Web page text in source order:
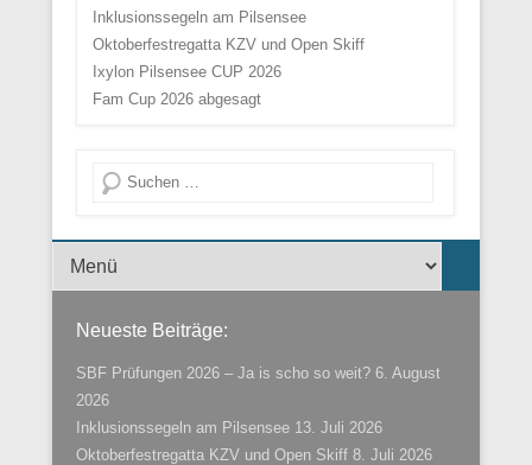
Inklusionssegeln am Pilsensee
Oktoberfestregatta KZV und Open Skiff
Ixylon Pilsensee CUP 2026
Fam Cup 2026 abgesagt
Suche
Menü der Fußzeile
Neueste Beiträge:
SBF Prüfungen 2026 – Ja is scho so weit? 6. August
2026
Inklusionssegeln am Pilsensee 13. Juli 2026
Oktoberfestregatta KZV und Open Skiff 8. Juli 2026